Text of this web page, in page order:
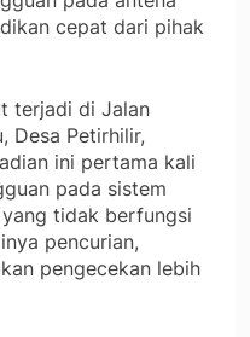
cepat dari pihak
terjadi di Jalan
Desa Petirhilir,
ini pertama kali
pada sistem
tidak berfungsi
pencurian,
pengecekan lebih